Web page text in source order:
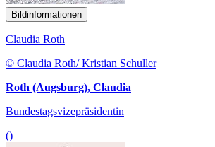
Bildinformationen
Claudia Roth
© Claudia Roth/ Kristian Schuller
Roth (Augsburg), Claudia
Bundestagsvizepräsidentin
()